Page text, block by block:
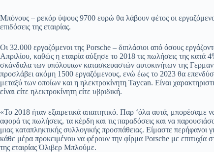
Μπόνους – ρεκόρ ύψους 9700 ευρώ θα λάβουν φέτος οι
επιδόσεις της εταιρίας.
Οι 32.000 εργαζόμενοι της Porsche – διπλάσιοι από όσους
Απριλίου, καθώς η εταιρία αύξησε το 2018 τις πωλήσεις της κατά
σκάνδαλα των υπόλοιπων κατασκευαστών αυτοκινήτων της
προσλάβει ακόμη 1500 εργαζόμενους, ενώ έως το 2023 θα
μεταξύ των οποίων και η ηλεκτροκίνητη Taycan. Είναι
είναι είτε ηλεκτροκίνητη είτε υβριδική.
«Το 2018 ήταν εξαιρετικά απαιτητικό. Παρ ‘όλα αυτά,
αφορά τις πωλήσεις, τα κέρδη και τις παραδόσεις και να
μιας καταπληκτικής συλλογικής προσπάθειας. Είμαστε
κάθε μέρα προκειμένου να φέρουν την φίρμα Porsche με
της εταιρίας Όλιβερ Μπλούμε.